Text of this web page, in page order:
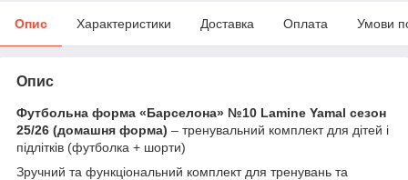
Опис Характеристики Доставка Оплата Умови
Опис
Футбольна форма «Барселона» №10 Lamine Yamal сезон
25/26 (домашня форма) – тренувальний комплект для дітей і
підлітків (футболка + шорти)
Зручний та функціональний комплект для тренувань та